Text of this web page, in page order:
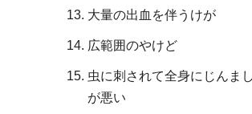
大量の出血を伴うけが
広範囲のやけど
虫に刺されて全身にじんま
が悪い